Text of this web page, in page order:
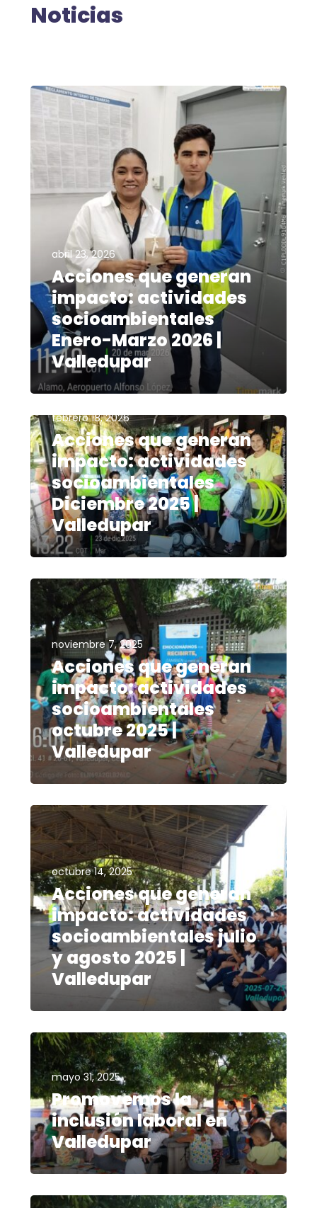
Noticias
abril 23, 2026
Acciones que generan
impacto: actividades
socioambientales
Enero-Marzo 2026 |
Valledupar
febrero 18, 2026
Acciones que generan
impacto: actividades
socioambientales
Diciembre 2025 |
Valledupar
noviembre 7, 2025
Acciones que generan
impacto: actividades
socioambientales
octubre 2025 |
Valledupar
octubre 14, 2025
Acciones que generan
impacto: actividades
socioambientales julio
y agosto 2025 |
Valledupar
mayo 31, 2025
Promovemos la
inclusión laboral en
Valledupar